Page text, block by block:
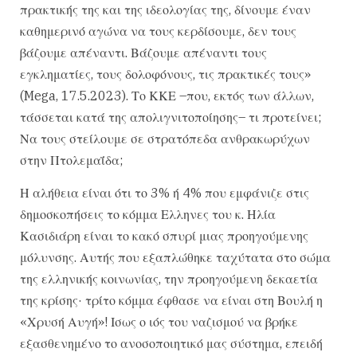
πρακτικής της και της ιδεολογίας της, δίνουμε έναν
καθημερινό αγώνα να τους κερδίσουμε, δεν τους
βάζουμε απέναντι. Βάζουμε απέναντι τους
εγκληματίες, τους δολοφόνους, τις πρακτικές τους»
(Mega, 17.5.2023). Το ΚΚΕ –που, εκτός των άλλων,
τάσσεται κατά της απολιγνιτοποίησης– τι προτείνει;
Να τους στείλουμε σε στρατόπεδα ανθρακωρύχων
στην Πτολεμαΐδα;
Η αλήθεια είναι ότι το 3% ή 4% που εμφάνιζε στις
δημοσκοπήσεις το κόμμα Ελληνες του κ. Ηλία
Κασιδιάρη είναι το κακό σπυρί μιας προηγούμενης
μόλυνσης. Αυτής που εξαπλώθηκε ταχύτατα στο σώμα
της ελληνικής κοινωνίας, την προηγούμενη δεκαετία
της κρίσης· τρίτο κόμμα έφθασε να είναι στη Βουλή η
«Χρυσή Αυγή»! Ισως ο ιός του ναζισμού να βρήκε
εξασθενημένο το ανοσοποιητικό μας σύστημα, επειδή